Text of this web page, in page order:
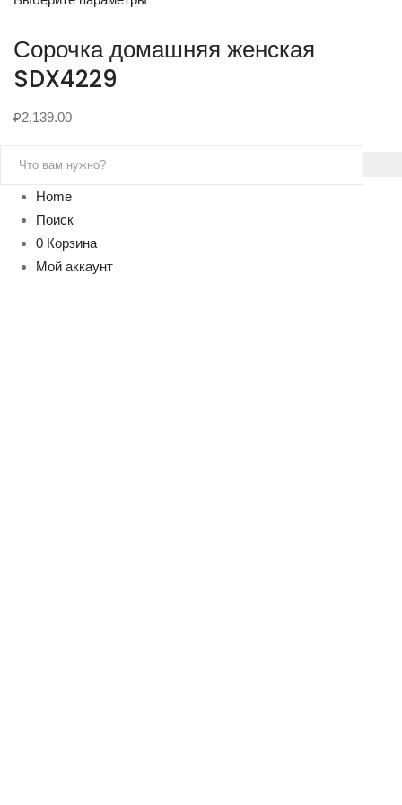
Сорочка домашняя женская
SDX4229
₽2,139.00
Home
Поиск
0 Корзина
Мой аккаунт